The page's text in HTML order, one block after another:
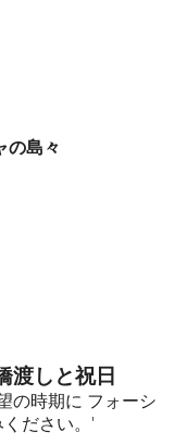
の島々
渡しと祝日
の時期に フォーシ
ださい。'